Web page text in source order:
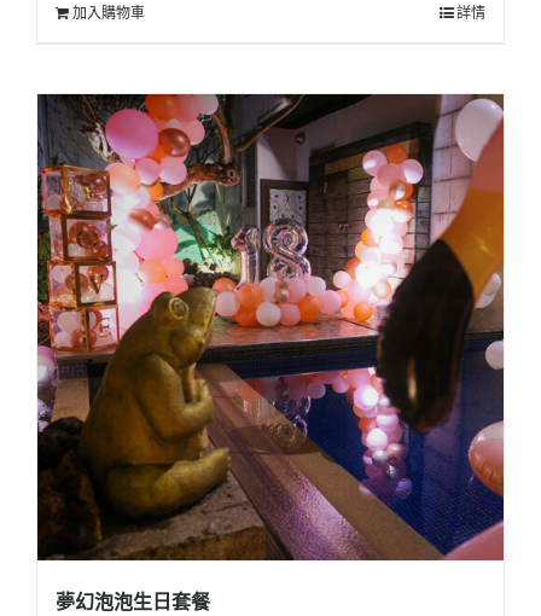
格：
加入購物車 詳情
夢幻泡泡生日套餐